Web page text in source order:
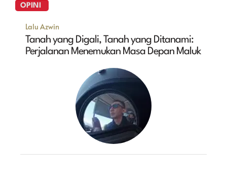
OPINI
Lalu Azwin
Tanah yang Digali, Tanah yang Ditanami:
Perjalanan Menemukan Masa Depan Maluk